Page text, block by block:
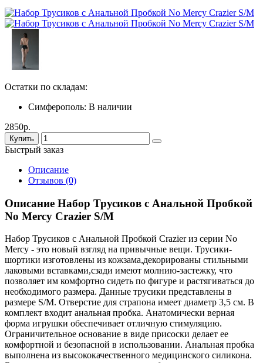
Остатки по складам:
Симферополь: В наличии
2850р.
Купить
Быстрый заказ
Описание
Отзывов (0)
Описание Набор Трусиков с Анальной Пробкой
No Mercy Crazier S/M
Набор Трусиков с Анальной Пробкой Crazier из серии No
Mercy - это новый взгляд на привычные вещи. Трусики-
шортики изготовлены из кожзама,декорированы стильными
лаковыми вставками,сзади имеют молнию-застежку, что
позволяет им комфортно сидеть по фигуре и растягиваться до
необходимого размера. Данные трусики представлены в
размере S/M. Отверстие для страпона имеет диаметр 3,5 см. В
комплект входит анальная пробка. Анатомически верная
форма игрушки обеспечивает отличную стимуляцию.
Ограничительное основание в виде присоски делает ее
комфортной и безопасной в использовании. Анальная пробка
выполнена из высококачественного медицинского силикона.